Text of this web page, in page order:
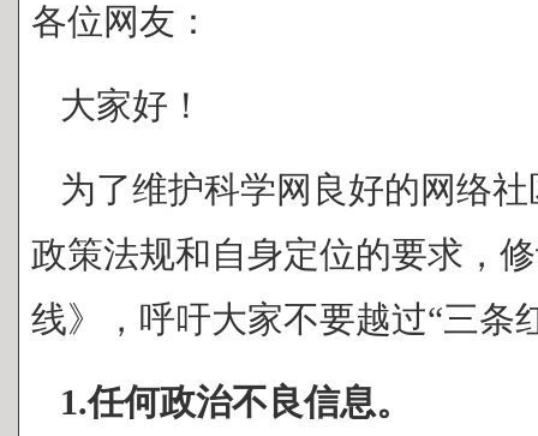
各位网友：
大家好！
为了维护科学网良好的网络
政策法规和自身定位的要求，
线》，呼吁大家不要越过“三条
1.任何政治不良信息。